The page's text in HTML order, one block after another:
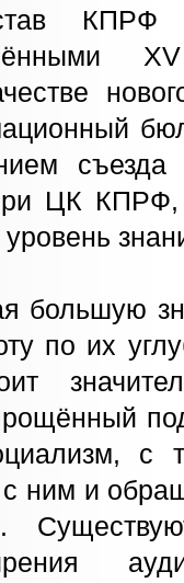
Устав
ЦК КПРФ,
большую
по их
с
с ним и